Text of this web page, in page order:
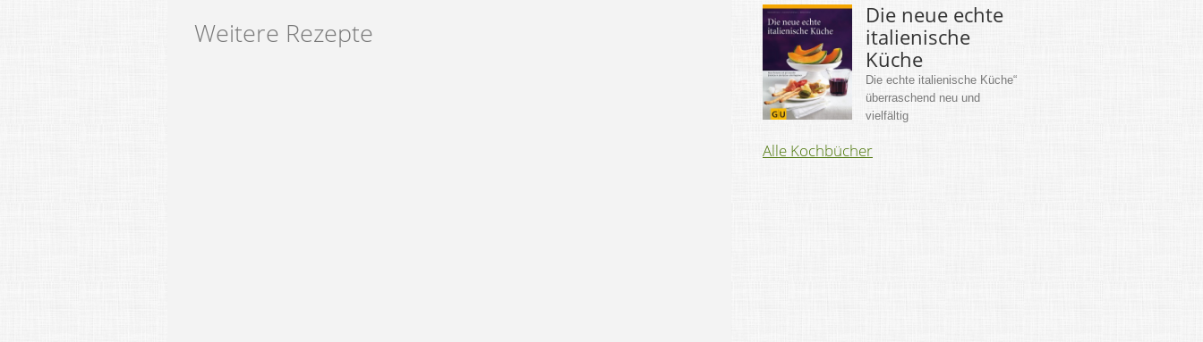
Die neue echte
italienische
Küche
Die echte italienische Küche“
überraschend neu und
vielfältig
Alle Kochbücher
Weitere Rezepte